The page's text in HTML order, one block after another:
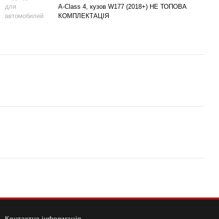
для
автомобилей
A-Class 4, кузов W177 (2018+) НЕ ТОПОВА
КОМПЛЕКТАЦІЯ